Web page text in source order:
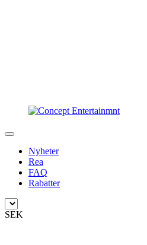
Nyheter
Rea
FAQ
Rabatter
SEK